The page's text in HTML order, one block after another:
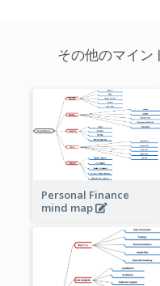
その他のマイン
Personal Finance
mind map